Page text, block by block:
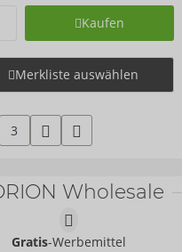
Kaufen
Merkliste auswählen
3
Wholesale
Gratis-Werbemittel